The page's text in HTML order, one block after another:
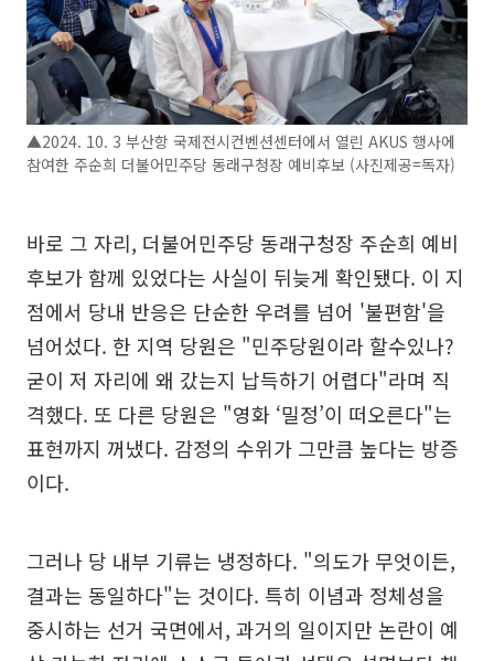
▲2024. 10. 3 부산항 국제전시컨벤션센터에서 열린 AKUS 행사에
참여한 주순희 더불어민주당 동래구청장 예비후보 (사진제공=독자)
바로 그 자리, 더불어민주당 동래구청장 주순희 예비
후보가 함께 있었다는 사실이 뒤늦게 확인됐다. 이 지
점에서 당내 반응은 단순한 우려를 넘어 '불편함'을
넘어섰다. 한 지역 당원은 "민주당원이라 할수있나?
굳이 저 자리에 왜 갔는지 납득하기 어렵다"라며 직
격했다. 또 다른 당원은 "영화 ‘밀정’이 떠오른다"는
표현까지 꺼냈다. 감정의 수위가 그만큼 높다는 방증
이다.
그러나 당 내부 기류는 냉정하다. "의도가 무엇이든,
결과는 동일하다"는 것이다. 특히 이념과 정체성을
중시하는 선거 국면에서, 과거의 일이지만 논란이 예